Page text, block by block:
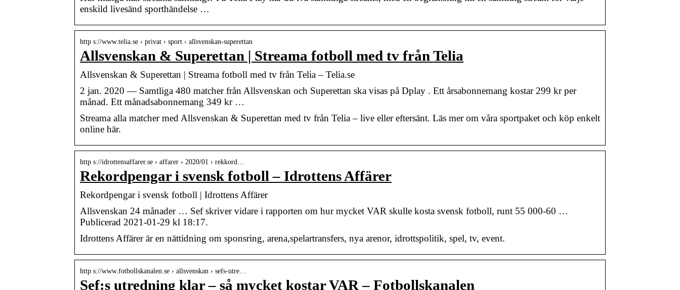
enskild livesänd sporthändelse …
http s://www.telia.se › privat › sport › allsvenskan-superettan
Allsvenskan & Superettan | Streama fotboll med tv från Telia
Allsvenskan & Superettan | Streama fotboll med tv från Telia – Telia.se
2 jan. 2020 — Samtliga 480 matcher från Allsvenskan och Superettan ska visas på Dplay . Ett årsabonnemang kostar 299 kr per
månad. Ett månadsabonnemang 349 kr …
Streama alla matcher med Allsvenskan & Superettan med tv från Telia – live eller eftersänt. Läs mer om våra sportpaket och köp enkelt
online här.
http s://idrottensaffarer.se › affarer › 2020/01 › rekkord…
Rekordpengar i svensk fotboll – Idrottens Affärer
Rekordpengar i svensk fotboll | Idrottens Affärer
Allsvenskan 24 månader … Sef skriver vidare i rapporten om hur mycket VAR skulle kosta svensk fotboll, runt 55 000-60 …
Publicerad 2021-01-29 kl 18:17.
Idrottens Affärer är en nättidning om sponsring, arena,spelartransfers, nya arenor, idrottspolitik, spel, tv, event.
http s://www.fotbollskanalen.se › allsvenskan › sefs-utre…
Sef:s utredning klar – så mycket kostar VAR – Fotbollskanalen